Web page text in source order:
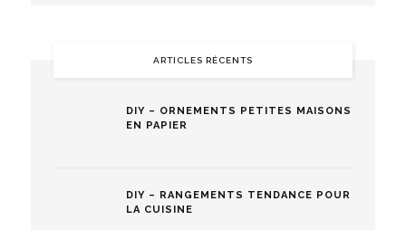
ARTICLES RÉCENTS
DIY – ORNEMENTS PETITES MAISONS
EN PAPIER
DIY – RANGEMENTS TENDANCE POUR
LA CUISINE